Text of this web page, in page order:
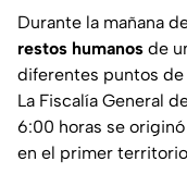
Durante la mañana
restos humanos de
diferentes puntos
La Fiscalía General
6:00 horas se
en el primer